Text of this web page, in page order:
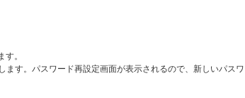
。
す。パスワード再設定画面が表示されるので、新しいパスワ